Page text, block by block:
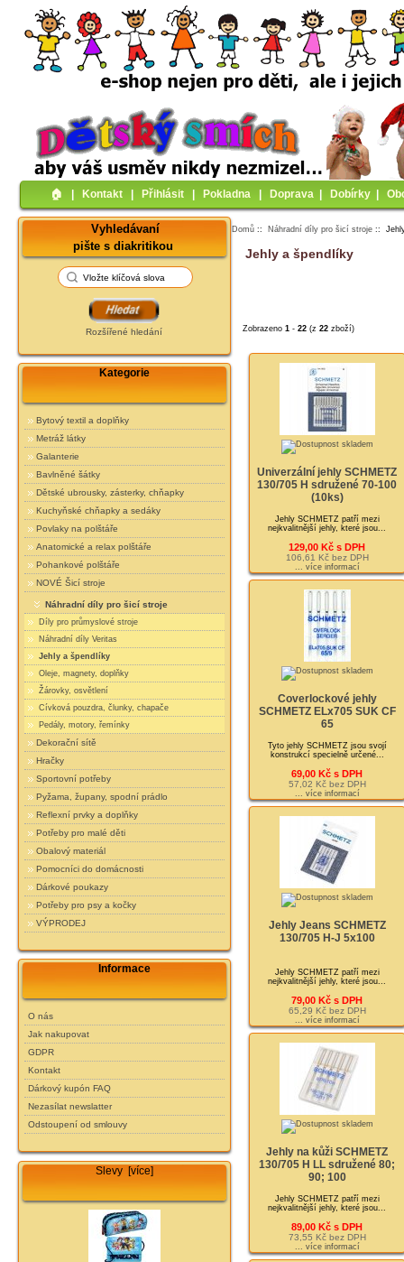
🏠︎ Kontakt Přihlásit Pokladna Doprava Dobírky
Vyhledávaní
pište s diakritikou
Rozšířené hledání
Kategorie
Bytový textil a doplňky
Metráž látky
Galanterie
Bavlněné šátky
Dětské ubrousky, zásterky, chňapky
Kuchyňské chňapky a sedáky
Povlaky na polštáře
Anatomické a relax polštáře
Pohankové polštáře
NOVÉ Šicí stroje
Náhradní díly pro šicí stroje
Díly pro průmyslové stroje
Náhradní díly Veritas
Jehly a špendlíky
Oleje, magnety, doplňky
Žárovky, osvětlení
Cívková pouzdra, člunky, chapače
Pedály, motory, řemínky
Dekorační sítě
Hračky
Sportovní potřeby
Pyžama, župany, spodní prádlo
Reflexní prvky a doplňky
Potřeby pro malé děti
Obalový materiál
Pomocníci do domácnosti
Dárkové poukazy
Potřeby pro psy a kočky
VÝPRODEJ
Informace
O nás
Jak nakupovat
GDPR
Kontakt
Dárkový kupón FAQ
Nezasílat newslatter
Odstoupení od smlouvy
Slevy [více]
Domů :: Náhradní díly pro šicí stroje ::
Jehly a špendlíky
Zobrazeno 1 - 22(z 22zboží)
Univerzální jehly SCHMETZ
130/705 H sdružené 70-100
(10ks)
Jehly SCHMETZ patří mezi
nejkvalitnější jehly, které jsou...
129,00 Kč s DPH
106,61 Kč bez DPH
... více informací
Coverlockové jehly
SCHMETZ ELx705 SUK CF
65
Tyto jehly SCHMETZ jsou svojí
konstrukcí specielně určené...
69,00 Kč s DPH
57,02 Kč bez DPH
... více informací
Jehly Jeans SCHMETZ
130/705 H-J 5x100
Jehly SCHMETZ patří mezi
nejkvalitnější jehly, které jsou...
79,00 Kč s DPH
65,29 Kč bez DPH
... více informací
Jehly na kůži SCHMETZ
130/705 H LL sdružené 80;
90; 100
Jehly SCHMETZ patří mezi
nejkvalitnější jehly, které jsou...
89,00 Kč s DPH
73,55 Kč bez DPH
... více informací